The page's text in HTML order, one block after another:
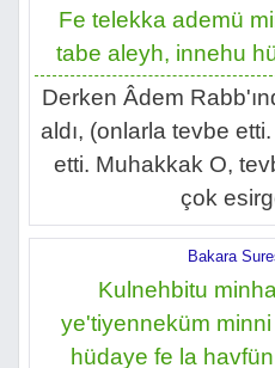
Fe telekka ademü
tabe aleyh, innehu
Derken Âdem
aldı, (onlarla tevbe
etti. Muhakkak O,
çok
Bakara
Kulnehbitu
ye'tiyenneküm
hüdaye fe la